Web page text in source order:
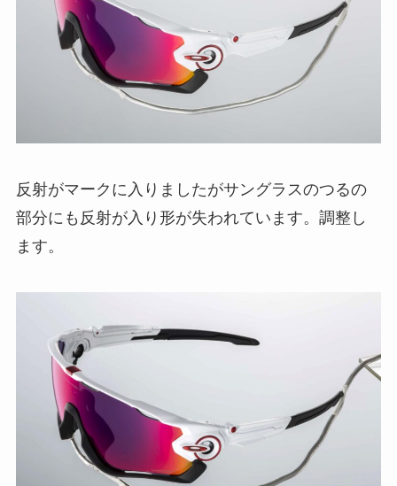
反射がマークに入りましたがサングラスのつるの
部分にも反射が入り形が失われています。調整し
ます。